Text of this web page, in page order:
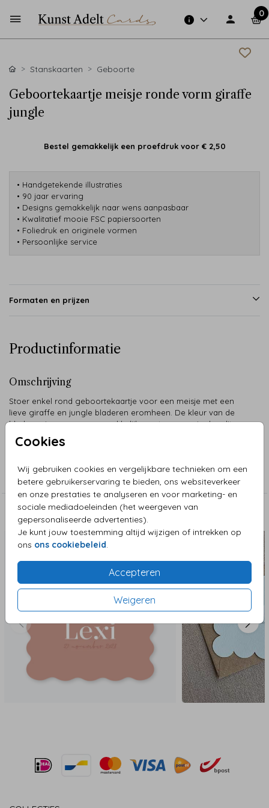
0
Cookies
Wij gebruiken cookies en vergelijkbare technieken om een
betere gebruikerservaring te bieden, ons websiteverkeer
en onze prestaties te analyseren en voor marketing- en
sociale mediadoeleinden (het weergeven van
gepersonaliseerde advertenties).
Je kunt jouw toestemming altijd wijzigen of intrekken op
ons ons cookiebeleid.
Accepteren
Weigeren
Stanskaarten Geboorte
Geboortekaartje meisje ronde vorm giraffe
jungle
Bestel gemakkelijk een proefdruk voor € 2,50
• Handgetekende illustraties
• 90 jaar ervaring
• Designs gemakkelijk naar wens aanpasbaar
• Kwalitatief mooie FSC papiersoorten
• Foliedruk en originele vormen
• Persoonlijke service
Formaten en prijzen
Productinformatie
Omschrijving
Stoer enkel rond geboortekaartje voor een meisje met een
lieve giraffe en jungle bladeren eromheen. De kleur van de
bladeren is naar wens gemakkelijk aan te passen in de editor.
Geboorte
Aanbevolen